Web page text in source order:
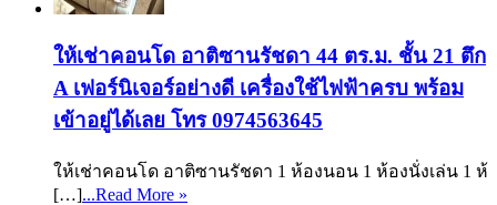
ให้เช่าคอนโด อาติซานรัชดา 44 ตร.ม. ชั้น 21 ตึก
A เฟอร์นิเจอร์อย่างดี เครื่องใช้ไฟฟ้าครบ พร้อม
เข้าอยู่ได้เลย โทร 0974563645
ให้เช่าคอนโด อาติซานรัชดา 1 ห้องนอน 1 ห้องนั่งเล่น 1 ห้
[…]...Read More »